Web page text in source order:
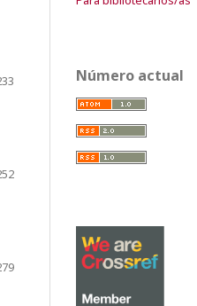
Número actual